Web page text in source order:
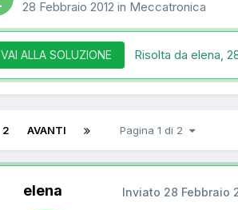
28 Febbraio 2012 in Meccatronica
VAI ALLA SOLUZIONE Risolta da elena,
2 AVANTI Pagina 1 di 2
elena Inviato 28 Febbraio